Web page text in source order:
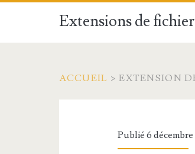
Extensions de
ACCUEIL > EXTENSION
Publié 6